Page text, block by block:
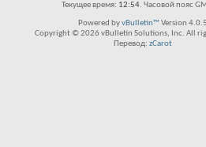
Текущее время: 12:54. Часовой пояс
Powered byvBulletin™ Version 4.0.5
Copyright © 2026 vBulletin Solutions, Inc. All
Перевод: zCarot